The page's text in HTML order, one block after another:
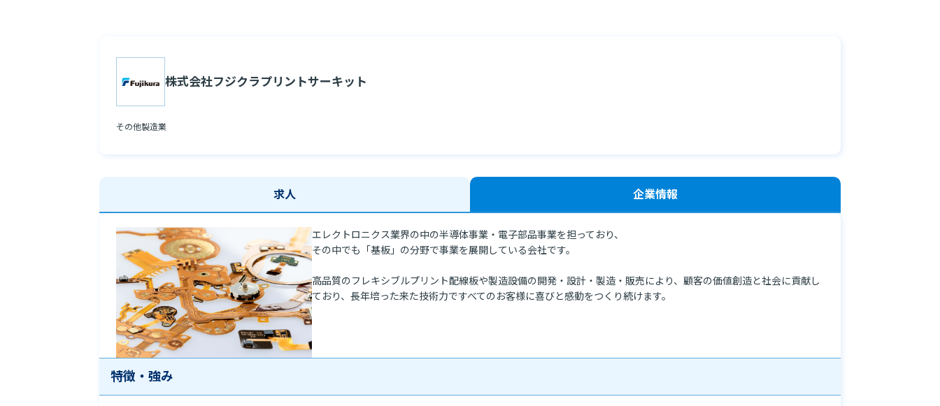
株式会社フジクラプリントサーキット
その他製造業
求人 企業情報
エレクトロニクス業界の中の半導体事業・電子部品事業を担っており、
その中でも「基板」の分野で事業を展開している会社です。
高品質のフレキシブルプリント配線板や製造設備の開発・設計・製造・販売により、顧客の価値創造と社会に貢献し
ており、長年培った来た技術力ですべてのお客様に喜びと感動をつくり続けます。
特徴・強み